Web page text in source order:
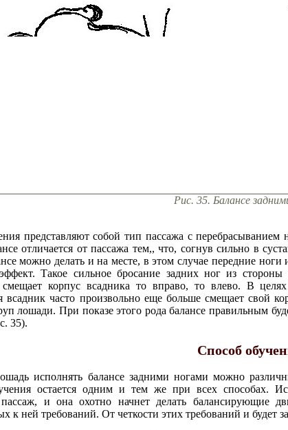
Рис. 35. Балансе
представляют собой тип пассажа с
отличается от пассажа тем,, что, согнув сильно в
можно делать и на месте, в этом случае передние
Такое сильное бросание задних ног из
смещает корпус всадника то вправо, то влево. В
всадник часто произвольно еще больше смещает свой
лошади. При показе этого рода балансе правильным
35).
Способ
исполнять балансе задними ногами можно
остается одним и тем же при всех способах.
и она охотно начнет делать балансирующие
к ней требований. От четкости этих требований и будет